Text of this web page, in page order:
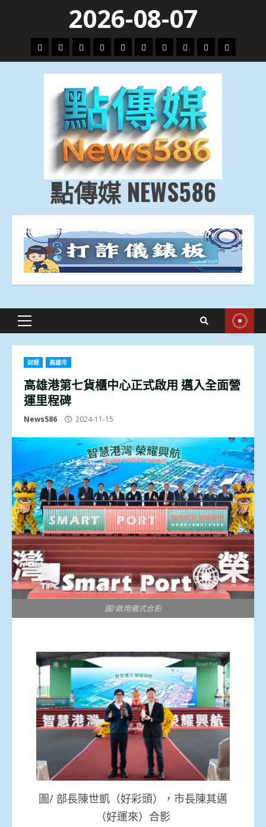
content
2026-08-07
頭
條
財
經
地
方.
會
文
教.
技
專
題
娛
樂
劇
政
治
國
際
運
動
生
活
點傳媒 NEWS586
Primary
財經 高雄市
高雄港第七貨櫃中心正式啟用 邁入全面營
運里程碑
News586 2024-11-15
圖/啟用儀式合影
圖/ 部長陳世凱（好彩頭），市長陳其邁
（好運來）合影